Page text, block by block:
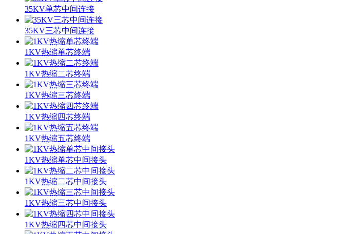
35KV单芯中间连接
35KV三芯中间连接
1KV热缩单芯终端
1KV热缩二芯终端
1KV热缩三芯终端
1KV热缩四芯终端
1KV热缩五芯终端
1KV热缩单芯中间接头
1KV热缩二芯中间接头
1KV热缩三芯中间接头
1KV热缩四芯中间接头